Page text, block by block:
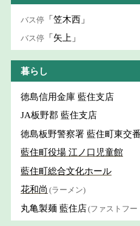
バス停 「笠木西」
バス停 「矢上」
暮らし
徳島信用金庫 藍住支店
JA板野郡 藍住支店
徳島板野警察署 藍住町東交番
藍住町役場 江ノ口児童館
藍住町総合文化ホール
花和尚 (ラーメン)
丸亀製麺 藍住店(ファストフー